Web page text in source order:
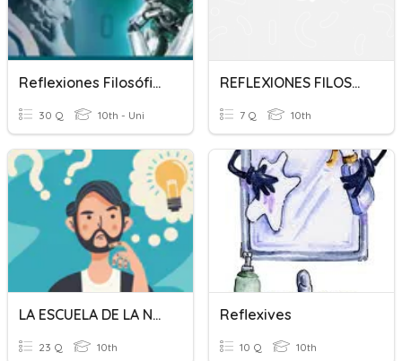
Reflexiones Filosóficas Sobre La Tecnología (Nivelación)
30 Q 10th - Uni
REFLEXIONES FILOSÓFICAS AMOR
7 Q 10th
LA ESCUELA DE LA NOCHE Reflexiones Sobre La Educación Willia
23 Q 10th
Reflexives
10 Q 10th